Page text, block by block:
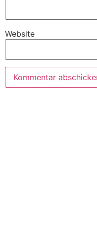
Website